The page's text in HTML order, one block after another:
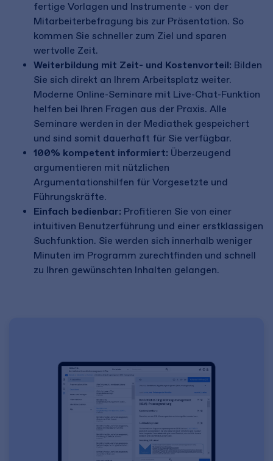
fertige Vorlagen und Instrumente - von der
Mitarbeiterbefragung bis zur Präsentation. So
kommen Sie schneller zum Ziel und sparen
wertvolle Zeit.
Weiterbildung mit Zeit- und Kostenvorteil: Bilden
Sie sich direkt an Ihrem Arbeitsplatz weiter.
Moderne Online-Seminare mit Live-Chat-Funktion
helfen bei Ihren Fragen aus der Praxis. Alle
Seminare werden in der Mediathek gespeichert
und sind somit dauerhaft für Sie verfügbar.
100% kompetent informiert: Überzeugend
argumentieren mit nützlichen
Argumentationshilfen für Vorgesetzte und
Führungskräfte.
Einfach bedienbar: Profitieren Sie von einer
intuitiven Benutzerführung und einer erstklassigen
Suchfunktion. Sie werden sich innerhalb weniger
Minuten im Programm zurechtfinden und schnell
zu Ihren gewünschten Inhalten gelangen.